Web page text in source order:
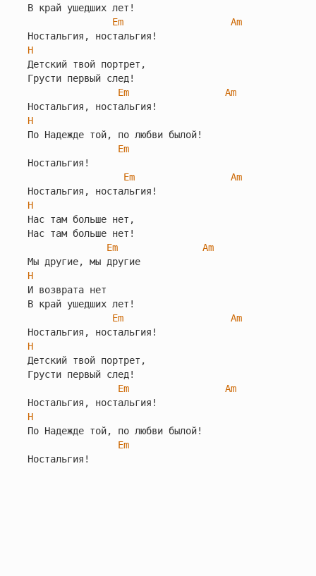
В край ушедших лет!
Em
Am
H
Детский твой портрет,
Грусти первый след!
Em
Am
H
По Надежде той, по любви былой!
Em
Ностальгия!
Em
Am
H
Нас там больше нет,
Нас там больше нет!
Em
Am
H
И возврата нет
В край ушедших лет!
Em
Am
H
Детский твой портрет,
Грусти первый след!
Em
Am
H
По Надежде той, по любви былой!
Em
Ностальгия!